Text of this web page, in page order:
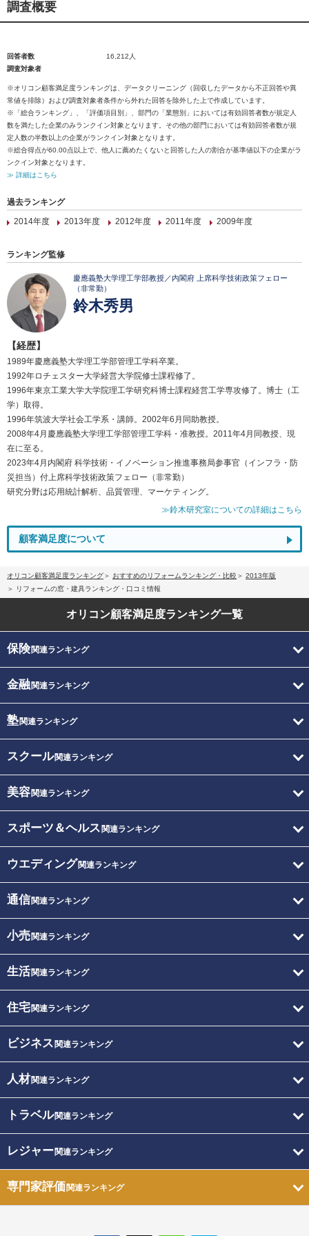
調査概要
回答者数
16,212人
調査対象者
※オリコン顧客満足度ランキングは、データクリーニング（回収したデータから不正回答や異
常値を排除）および調査対象者条件から外れた回答を除外した上で作成しています。
※「総合ランキング」、「評価項目別」、部門の「業態別」においては有効回答者数が規定人
数を満たした企業のみランクイン対象となります。その他の部門においては有効回答者数が規
定人数の半数以上の企業がランクイン対象となります。
※総合得点が60.00点以上で、他人に薦めたくないと回答した人の割合が基準値以下の企業がラ
ンクイン対象となります。
≫ 詳細はこちら
過去ランキング
2014年度
2013年度 2012年度 2011年度 2009年度
ランキング監修
慶應義塾大学理工学部教授／内閣府 上席科学技術政策フェロー
（非常勤）
鈴木秀男
【経歴】
1989年慶應義塾大学理工学部管理工学科卒業。
1992年ロチェスター大学経営大学院修士課程修了。
1996年東京工業大学大学院理工学研究科博士課程経営工学専攻修了。博士（工
学）取得。
1996年筑波大学社会工学系・講師。2002年6月同助教授。
2008年4月慶應義塾大学理工学部管理工学科・准教授。2011年4月同教授、現
在に至る。
2023年4月内閣府 科学技術・イノベーション推進事務局参事官（インフラ・防
災担当）付上席科学技術政策フェロー（非常勤）
研究分野は応用統計解析、品質管理、マーケティング。
≫鈴木研究室についての詳細はこちら
顧客満足度について
オリコン顧客満足度ランキング おすすめのリフォームランキング・比較
2013年版
リフォームの窓・建具ランキング・口コミ情報
オリコン顧客満足度ランキング一覧
保険関連ランキング
金融関連ランキング
塾関連ランキング
スクール関連ランキング
美容関連ランキング
スポーツ＆ヘルス 関連ランキング
ウエディング関連ランキング
通信関連ランキング
小売関連ランキング
生活関連ランキング
住宅関連ランキング
ビジネス 関連ランキング
人材関連ランキング
トラベル関連ランキング
レジャー関連ランキング
専門家評価関連ランキング